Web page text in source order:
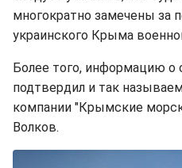
многократно замечены за
украинского Крыма
Более того, информацию о
подтвердил и так
компании "Крымские
Волков.